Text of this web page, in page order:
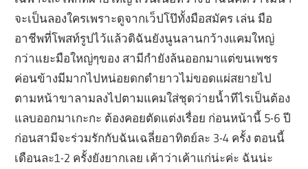
จะเป็นลองใครเพราะดูจากเว็ปโป๊ทั้งมือสมัคร เล่น มือ
อาชีพที่โพสท์รูปไว้แล้วดิฉันยังนูนลานกว้างแคมใหญ่
กว่าแยะมือใหญ่ๆของ สามีกำยังล้นออกมาแต่ขนเพชร
ค่อนข้างมีมากไปหน่อยดกดำยาวไม่ขอดแผ่สยายไป
ตามหน้าขาลามลงไปตามแคมใส่ชุดว่ายน้ำทีไรเป็นต้อง
แลบออกมาเกะกะ ต้องคอยตัดแต่งเรื่อย ก่อนหน้านี้ 5-6 ปี
ก่อนสามีจะร่วมรักกับฉันเฉลี่ยอาทิตย์ละ 3-4 ครั้ง ตอนนี้
เดือนละ1-2 ครั้งยังยากเลย เค้าว่าเค้าแก่น่ะค่ะ ฉันน่ะ